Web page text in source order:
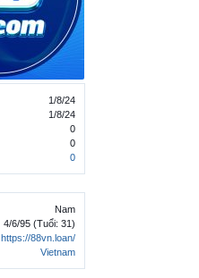
1/8/24
1/8/24
0
0
0
Nam
4/6/95 (Tuổi: 31)
https://88vn.loan/
Vietnam